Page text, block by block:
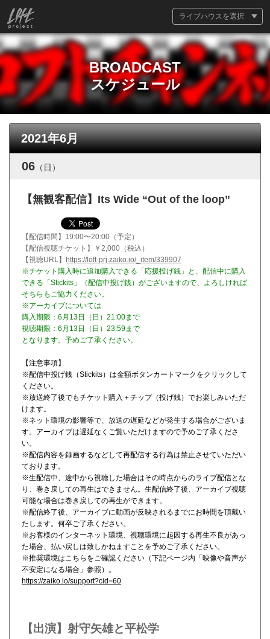
ライブハウスを選択
BROADCAST
スケジュール
2021年6月
06 （日）
【無観客配信】Its Wide “Out of the loop”
【配信時間】 19:00〜20:00（予定）
【配信視聴チケット】
￥2,000（税込）
【視聴URL】
https://loft-prj.zaiko.io/_item/339907
※チケット購入時に追加購入できる「応援投げ銭」と、配信中に購入
できる「Stickits」（配信中投げ銭）がございますので、よろしければ
そちらもご協力ください。
※アーカイブについては
購入期限：6月13日（日）21:00まで
視聴期限：6月13日（日）23:59まで
となります。予めご了承ください。
【注意事項】
※配信中投げ銭（Stickits）は金額ボタンカートマークをクリックして
ください。
※放送終了後でもチケット購入＋チップ（投げ銭）でお楽しみいただ
けます。
※ネット環境の影響等で、放送の遅延などが発生する場合がございま
す。アーカイブは遅延なくご覧いただけますので予めご了承くださ
い。
※配信内容を録画するなどして再配信する行為は禁止させていただい
ております。
※生配信中、途中から視聴した場合はその時点からのライブ配信とな
り、巻き戻しての再生はできません。生配信終了後、アーカイブ視聴
可能な場合は巻き戻しての再生ができます。
※配信終了後、アーカイブに動画が反映されるまでにお時間を頂戴い
たします。何卒ご了承ください。
※お客様のインターネット環境、視聴環境に起因する再生不良があっ
た場合、払い戻しは致しかねますことを予めご了承ください。
※推奨環境はこちらをご確認ください（下記ページ内「映像や音声が
不安定になる場合」参照）。
https://zaiko.io/support?cid=60
【出演】射守矢雄と平松学